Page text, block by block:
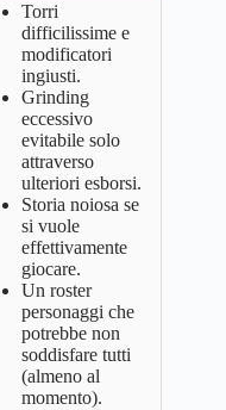
Torri
difficilissime e
modificatori
ingiusti.
Grinding
eccessivo
evitabile solo
attraverso
ulteriori esborsi.
Storia noiosa se
si vuole
effettivamente
giocare.
Un roster
personaggi che
potrebbe non
soddisfare tutti
(almeno al
momento).